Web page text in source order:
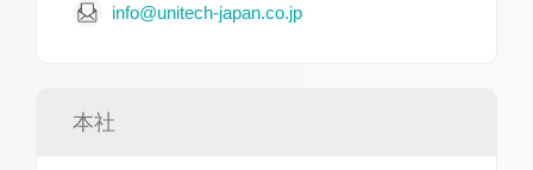
info@unitech-japan.co.jp
本社